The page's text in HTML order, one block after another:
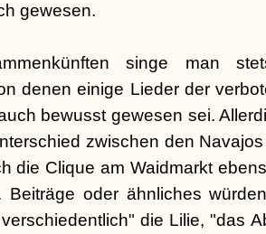
gewesen.
singe man
denen einige Lieder der
bewusst gewesen sei.
zwischen den
die Clique am Waidmarkt
Beiträge oder ähnliches
die Lilie, "das